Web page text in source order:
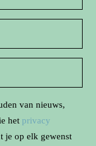
van nieuws,
het privacy
je op elk gewenst